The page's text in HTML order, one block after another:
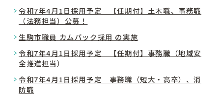
令和7年4月1日採用予定 【任期付】土木職、事務職
（法務担当）公募！
生駒市職員 カムバック採用 の実施
令和7年4月1日採用予定 【任期付】事務職（地域安
全推進担当）
令和7年4月1日採用予定 事務職（短大・高卒）、消
防職